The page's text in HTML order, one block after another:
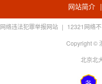
网站简介
网络违法犯罪举报网站 | 12321网络
Copyright ©
北京北